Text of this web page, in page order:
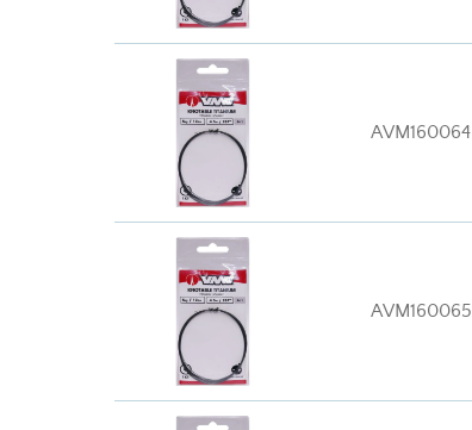
AVM160064
AVM160065